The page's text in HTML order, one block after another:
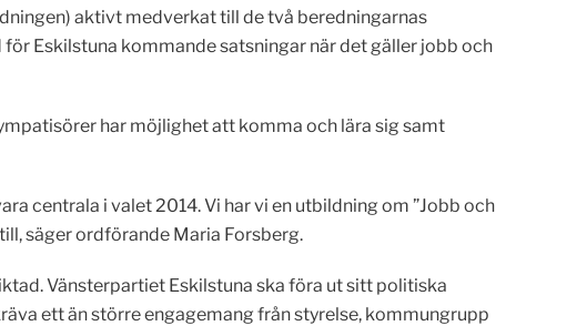
aktivt medverkat till de två beredningarnas
Eskilstuna kommande satsningar när det gäller jobb och
har möjlighet att komma och lära sig samt
centrala i valet 2014. Vi har vi en utbildning om ”Jobb och
säger ordförande Maria Forsberg.
Vänsterpartiet Eskilstuna ska föra ut sitt politiska
ett än större engagemang från styrelse, kommungrupp